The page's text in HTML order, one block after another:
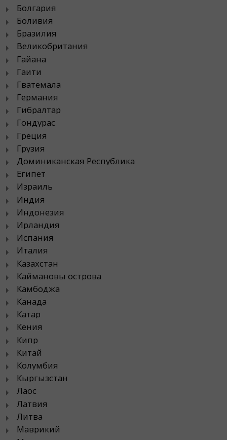
Болгария
Боливия
Бразилия
Великобритания
Гайана
Гаити
Гватемала
Германия
Гибралтар
Гондурас
Греция
Грузия
Доминиканская Республика
Египет
Израиль
Индия
Индонезия
Ирландия
Испания
Италия
Казахстан
Каймановы острова
Камбоджа
Канада
Катар
Кения
Кипр
Китай
Колумбия
Кыргызстан
Лаос
Латвия
Литва
Маврикий